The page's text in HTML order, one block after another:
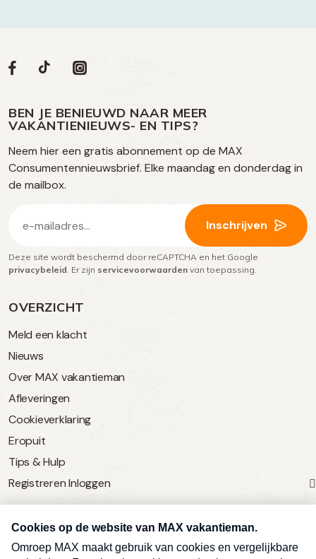
OVERZICHT
Meld een klacht
Nieuws
Over MAX vakantieman
Afleveringen
Cookieverklaring
Eropuit
Tips & Hulp
Registreren Inloggen
SERVICE
Over Omroep MAX
Volg
op
social
media
Social
Volg
op
Facebook
Volg
op
TikTok
Volg
op
Instagram
BEN JE BENIEUWD NAAR MEER
VAKANTIENIEUWS- EN TIPS?
Neem hier een gratis abonnement op de MAX
Consumentennieuwsbrief. Elke maandag en donderdag in
de mailbox.
mailadres
(Vereist)
Inschrijven
Deze site wordt beschermd door reCAPTCHA en het Google
privacybeleid. Er zijn servicevoorwaarden van toepassing.